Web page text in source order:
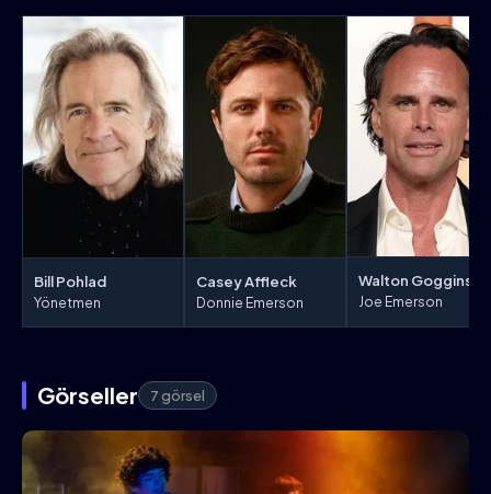
Bill Pohlad
Yönetmen
Casey Affleck
Donnie Emerson
Walton Goggins
Joe Emerson
Görseller 7 görsel